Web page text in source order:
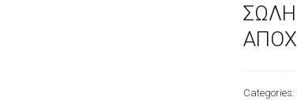
Categories: